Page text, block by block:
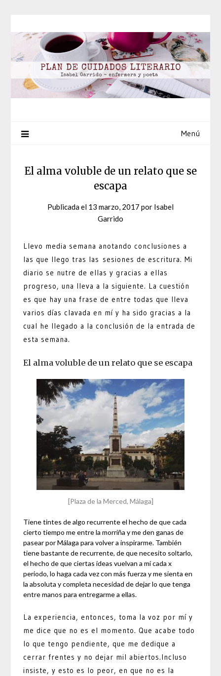
contenido
Menú
El alma voluble de un relato que se
escapa
Publicada el 13 marzo, 2017 por Isabel
Garrido
Llevo media semana anotando conclusiones a
las que llego tras las sesiones de escritura. Mi
diario se nutre de ellas y gracias a ellas
progreso, una lleva a la siguiente. La cuestión
es que hay una frase de entre todas que lleva
varios días clavada en mí y ha sido gracias a la
cual he llegado a la conclusión de la entrada de
esta semana.
El alma voluble de un relato que se escapa
[Plaza de la Merced, Málaga]
Tiene tintes de algo recurrente el hecho de que cada
cierto tiempo me entre la morriña y me den ganas de
pasear por Málaga para volver a inspirarme. También
tiene bastante de recurrente, de que necesito soltarlo,
el hecho de que ciertas ideas vuelvan a mí cada x
periodo, lo haga cada vez con más fuerza y me sienta en
la absoluta y completa necesidad de dejar lo que tenga
entre manos para entregarme a ellas.
La experiencia, entonces, toma la voz por mí y
me dice que no es el momento. Que acabe todo
lo que tengo pendiente, que me dedique a
cerrar frentes y no dejar mil abiertos.Incluso
insiste, y esto es lo peor, en que no es la